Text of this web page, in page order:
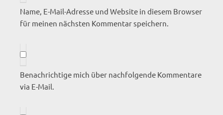
Name, E-Mail-Adresse und Website in diesem Browser
für meinen nächsten Kommentar speichern.
Benachrichtige mich über nachfolgende Kommentare
via E-Mail.